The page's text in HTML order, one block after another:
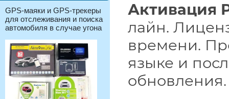
GPS-маяки и GPS-трекеры
для отслеживания и поиска
автомобиля в случае угона
Активация
лайн.
времени.
языке и